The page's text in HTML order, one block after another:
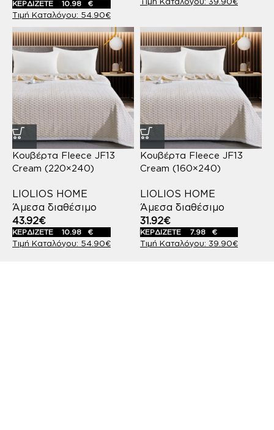
54.90€
ΚΕΡΔΙΖΕΤΕ 10.98 €
Κουβέρτα Fleece JF13
Cream (220×240)
LIOLIOS HOME
Άμεσα διαθέσιμο
54.90€
43.92€
ΚΕΡΔΙΖΕΤΕ 10.98 €
Κουβέρτα Fleece JF13
Cream (160×240)
LIOLIOS HOME
Άμεσα διαθέσιμο
39.90€
31.92€
ΚΕΡΔΙΖΕΤΕ 7.98 €